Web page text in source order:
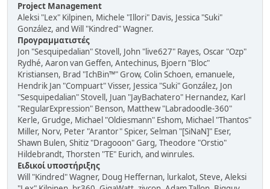
Project Management
Aleksi "Lex" Kilpinen, Michele "Illori" Davis, Jessica "Suki"
González, and Will "Kindred" Wagner.
Προγραμματιστές
Jon "Sesquipedalian" Stovell, John "live627" Rayes, Oscar "Ozp"
Rydhé, Aaron van Geffen, Antechinus, Bjoern "Bloc"
Kristiansen, Brad "IchBin™" Grow, Colin Schoen, emanuele,
Hendrik Jan "Compuart" Visser, Jessica "Suki" González, Jon
"Sesquipedalian" Stovell, Juan "JayBachatero" Hernandez, Karl
"RegularExpression" Benson, Matthew "Labradoodle-360"
Kerle, Grudge, Michael "Oldiesmann" Eshom, Michael "Thantos"
Miller, Norv, Peter "Arantor" Spicer, Selman "[SiNaN]" Eser,
Shawn Bulen, Shitiz "Dragooon" Garg, Theodore "Orstio"
Hildebrandt, Thorsten "TE" Eurich, and winrules.
Ειδικοί υποστήριξης
Will "Kindred" Wagner, Doug Heffernan, lurkalot, Steve, Aleksi